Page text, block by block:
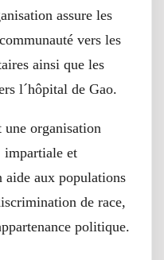
assure les
vers les
ainsi que les
l´hôpital de Gao.
une organisation
impartiale et
aide aux populations
de race,
politique.